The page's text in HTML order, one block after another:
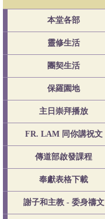
本堂各部
靈修生活
團契生活
保羅園地
主日崇拜播放
FR. LAM 同你講祝文
傳道部啟發課程
奉獻表格下載
謝子和主教 - 委身禱文